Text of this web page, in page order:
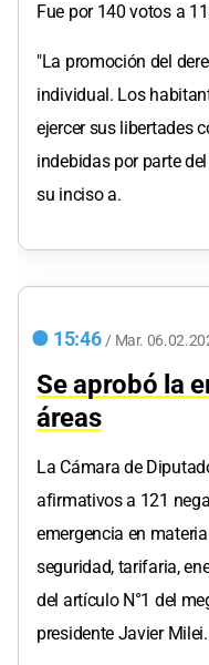
Fue por 140 votos a
"La promoción del
individual. Los
ejercer sus libertades
indebidas por parte
su inciso a.
15:46 / Mar.
Se aprobó la
áreas
La Cámara de
afirmativos a 121
emergencia en
seguridad, tarifaria,
del artículo N°1 del
presidente Javier Milei.